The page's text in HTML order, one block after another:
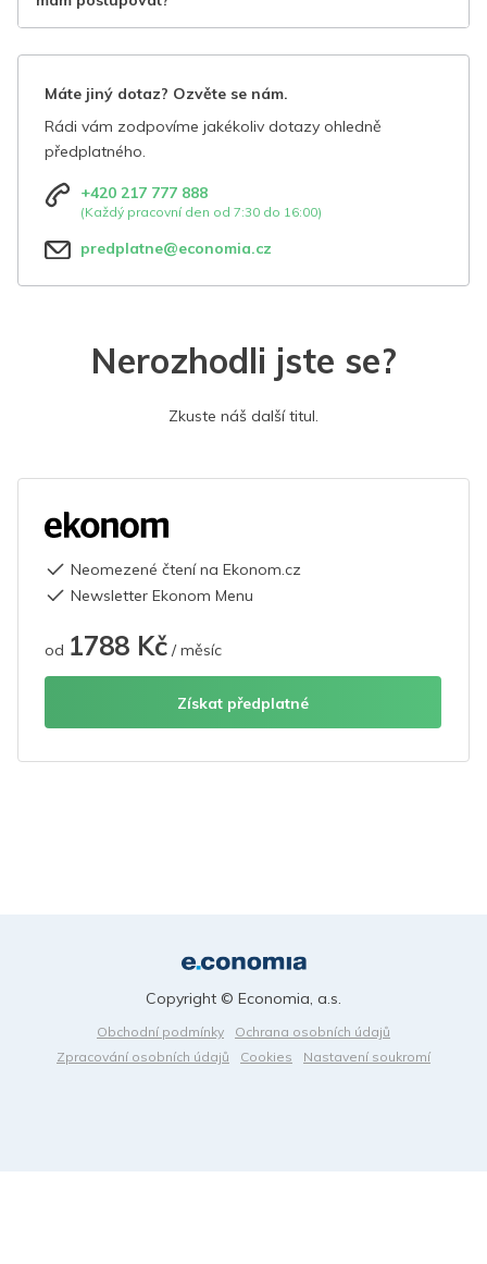
Máte jiný dotaz? Ozvěte se nám.
Rádi vám zodpovíme jakékoliv dotazy ohledně
předplatného.
+420 217 777 888
(Každý pracovní den od 7:30 do 16:00)
predplatne@economia.cz
Nerozhodli jste se?
Zkuste náš další titul.
Neomezené čtení na Ekonom.cz
Newsletter Ekonom Menu
od 1788 Kč / měsíc
Získat předplatné
Obchodní podmínky
Ochrana osobních údajů
Zpracování osobních údajů
Cookies Nastavení soukromí
Copyright © Economia, a.s.